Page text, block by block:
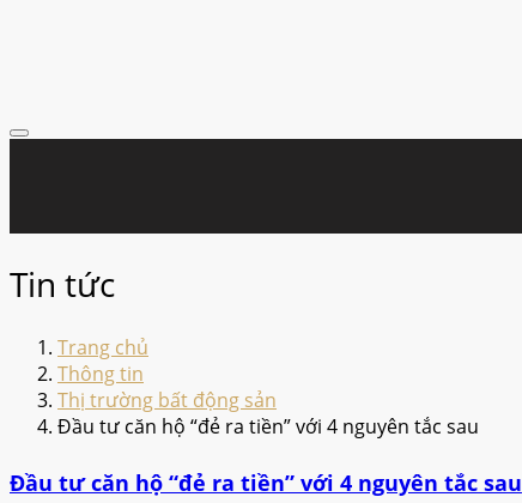
Tin tức
Trang chủ
Thông tin
Thị trường bất động sản
Đầu tư căn hộ “đẻ ra tiền” với 4 nguyên tắc sau
Đầu tư căn hộ “đẻ ra tiền” với 4 nguyên tắc sau